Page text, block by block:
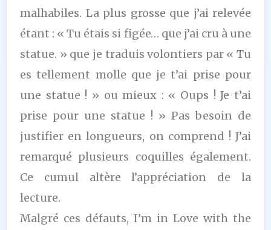
malhabiles. La plus grosse que j’ai relevée
étant : « Tu étais si figée… que j’ai cru à une
statue. » que je traduis volontiers par « Tu
es tellement molle que je t’ai prise pour
une statue ! » ou mieux : « Oups ! Je t’ai
prise pour une statue ! » Pas besoin de
justifier en longueurs, on comprend ! J’ai
remarqué plusieurs coquilles également.
Ce cumul altère l’appréciation de la
lecture.
Malgré ces défauts, I’m in Love with the